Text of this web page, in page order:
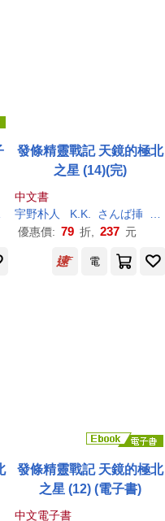
發條精靈戰記 天鏡的極北
之星 (14)(完)
中文書
宇野朴人 K.K. さんば挿
優惠價: 79 折, 237 元
電
發條精靈戰記 天鏡的極北
之星 (12) (電子書)
中文電子書